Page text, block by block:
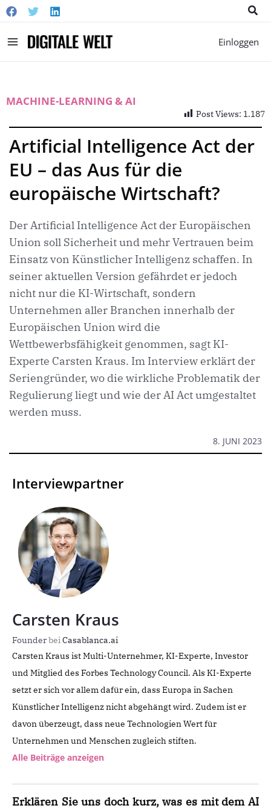
Main
Einloggen
MACHINE-LEARNING & AI
Post Views: 1.187
Artificial Intelligence Act der
EU – das Aus für die
europäische Wirtschaft?
Der Artificial Intelligence Act der Europäischen
Union soll Sicherheit und mehr Vertrauen beim
Einsatz von Künstlicher Intelligenz schaffen. In
seiner aktuellen Version gefährdet er jedoch
nicht nur die KI-Wirtschaft, sondern
Unternehmen aller Branchen innerhalb der
Europäischen Union wird die
Wettbewerbsfähigkeit genommen, sagt KI-
Experte Carsten Kraus. Im Interview erklärt der
Seriengründer, wo die wirkliche Problematik der
Regulierung liegt und wie der AI Act umgestaltet
werden muss.
8. JUNI 2023
Interviewpartner
Carsten Kraus
FounderbeiCasablanca.ai
Carsten Kraus ist Multi-Unternehmer, KI-Experte, Investor
und Mitglied des Forbes Technology Council. Als KI-Experte
setzt er sich vor allem dafür ein, dass Europa in Sachen
Künstlicher Intelligenz nicht abgehängt wird. Zudem ist er
davon überzeugt, dass neue Technologien Wert für
Unternehmen und Menschen zugleich stiften.
Alle Beiträge anzeigen
Erklären Sie uns doch kurz, was es mit dem AI